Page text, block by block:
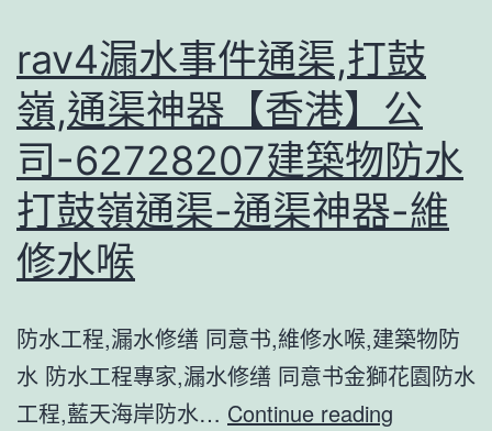
屋
嶺
通
渠-
通
渠
維
修
水
通
渠
神
港】
公
rav4漏水事件通渠,打鼓
嶺,通渠神器【香港】公
司-62728207建築物防水
打鼓嶺通渠-通渠神器-維
修水喉
防水工程,漏水修缮 同意书,維修水喉,建築物防
水 防水工程專家,漏水修缮 同意书金獅花園防水
工程,藍天海岸防水… Continue reading